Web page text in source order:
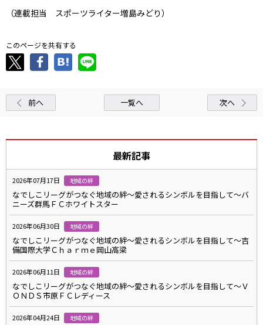
（連載担当 スポーツライター増島みどり）
このページを共有する
前へ 一覧へ 次へ
最新記事
2026年07月17日 地域の絆
なでしこリーグがつなぐ地域の絆～愛されるシンボルを目指して～バ
ニーズ群馬ＦＣホワイトスター
2026年06月30日 地域の絆
なでしこリーグがつなぐ地域の絆～愛されるシンボルを目指して～吉
備国際大学Ｃｈａｒｍｅ岡山高梁
2026年06月11日 地域の絆
なでしこリーグがつなぐ地域の絆～愛されるシンボルを目指して～Ｖ
ＯＮＤＳ市原ＦＣレディース
2026年04月24日 地域の絆